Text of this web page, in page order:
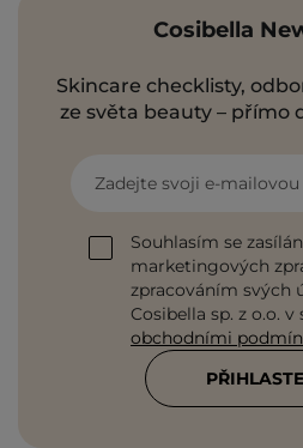
Cosibella
Skincare checklisty,
ze světa beauty – přímo
Zadejte svoji e-mailovou
Souhlasím se
marketingových
zpracováním svých
Cosibella sp. z o.o. v
obchodními